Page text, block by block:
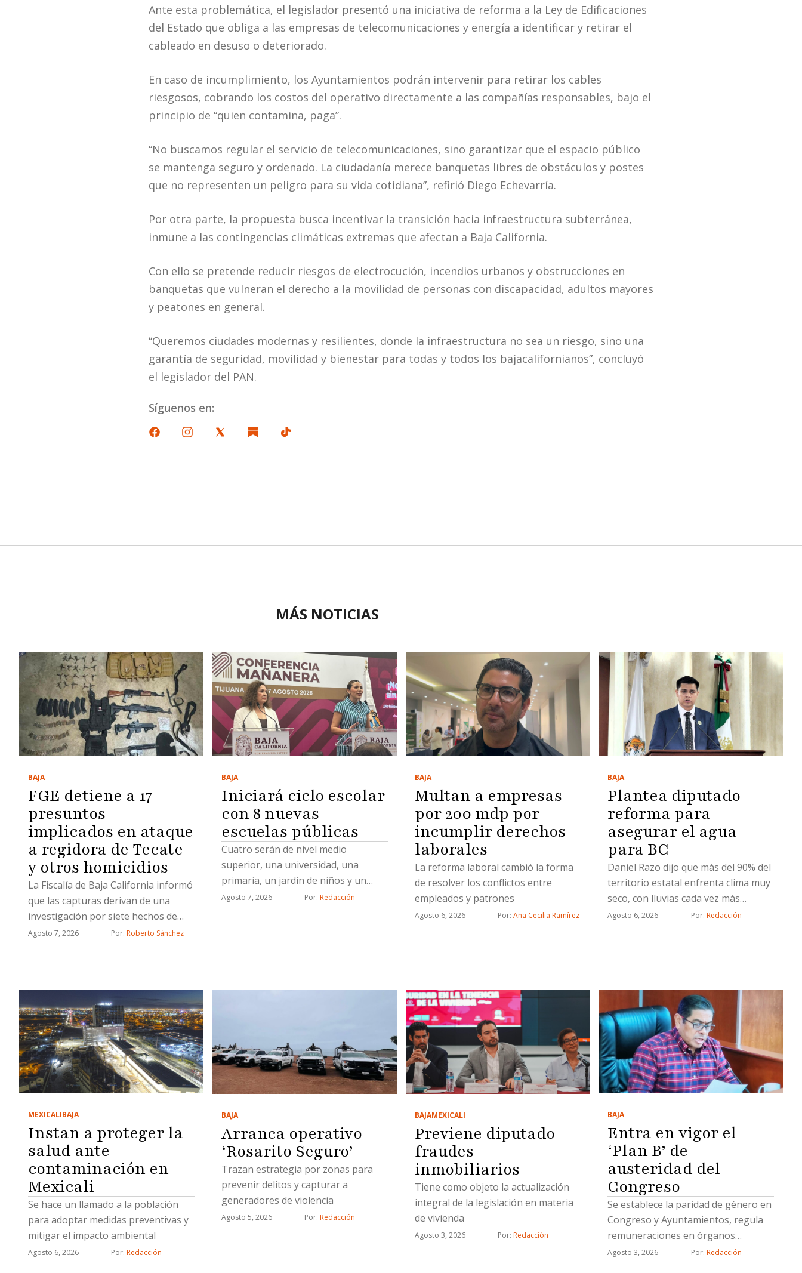
Ante esta problemática, el legislador presentó una iniciativa de reforma a la Ley de Edificaciones
del Estado que obliga a las empresas de telecomunicaciones y energía a identificar y retirar el
cableado en desuso o deteriorado.
En caso de incumplimiento, los Ayuntamientos podrán intervenir para retirar los cables
riesgosos, cobrando los costos del operativo directamente a las compañías responsables, bajo el
principio de “quien contamina, paga”.
“No buscamos regular el servicio de telecomunicaciones, sino garantizar que el espacio público
se mantenga seguro y ordenado. La ciudadanía merece banquetas libres de obstáculos y postes
que no representen un peligro para su vida cotidiana”, refirió Diego Echevarría.
Por otra parte, la propuesta busca incentivar la transición hacia infraestructura subterránea,
inmune a las contingencias climáticas extremas que afectan a Baja California.
Con ello se pretende reducir riesgos de electrocución, incendios urbanos y obstrucciones en
banquetas que vulneran el derecho a la movilidad de personas con discapacidad, adultos mayores
y peatones en general.
“Queremos ciudades modernas y resilientes, donde la infraestructura no sea un riesgo, sino una
garantía de seguridad, movilidad y bienestar para todas y todos los bajacalifornianos”, concluyó
el legislador del PAN.
Síguenos en:
MÁS NOTICIAS
BAJA
FGE detiene a 17
presuntos
implicados en ataque
a regidora de Tecate
y otros homicidios
La Fiscalía de Baja California informó
que las capturas derivan de una
investigación por siete hechos de
alto impacto, entre ellos el ataque en
droga y equipo táctico
Agosto 7, 2026 Por: Roberto Sánchez
BAJA
Iniciará ciclo escolar
con 8 nuevas
escuelas públicas
Cuatro serán de nivel medio
superior, una universidad, una
primaria, un jardín de niños y un
Centro de Atención Múltiple
Agosto 7, 2026 Por: Redacción
BAJA
Multan a empresas
por 200 mdp por
incumplir derechos
laborales
La reforma laboral cambió la forma
de resolver los conflictos entre
empleados y patrones
Agosto 6, 2026 Por: Ana Cecilia Ramírez
BAJA
Plantea diputado
reforma para
asegurar el agua
para BC
Daniel Razo dijo que más del 90% del
territorio estatal enfrenta clima muy
seco, con lluvias cada vez más
escasas
Agosto 6, 2026 Por: Redacción
MEXICALIBAJA
Instan a proteger la
salud ante
contaminación en
Mexicali
Se hace un llamado a la población
para adoptar medidas preventivas y
mitigar el impacto ambiental
Agosto 6, 2026 Por: Redacción
BAJA
Arranca operativo
‘Rosarito Seguro’
Trazan estrategia por zonas para
prevenir delitos y capturar a
generadores de violencia
Agosto 5, 2026 Por: Redacción
BAJAMEXICALI
Previene diputado
fraudes
inmobiliarios
Tiene como objeto la actualización
integral de la legislación en materia
de vivienda
Agosto 3, 2026 Por: Redacción
BAJA
Entra en vigor el
‘Plan B’ de
austeridad del
Congreso
Se establece la paridad de género en
Congreso y Ayuntamientos, regula
remuneraciones en órganos
electorales y fija disciplina
Agosto 3, 2026 Por: Redacción